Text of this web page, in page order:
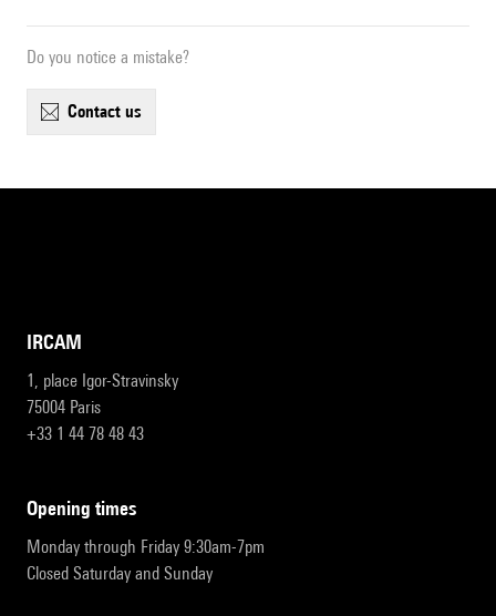
Do you notice a mistake?
contact us
IRCAM
1, place Igor-Stravinsky
75004 Paris
+33 1 44 78 48 43
opening times
Monday through Friday 9:30am-7pm
Closed Saturday and Sunday